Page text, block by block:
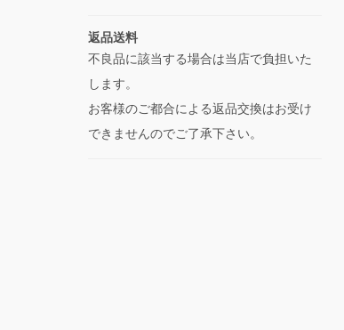
返品送料
不良品に該当する場合は当店で負担いた
します。
お客様のご都合による返品交換はお受け
できませんのでご了承下さい。